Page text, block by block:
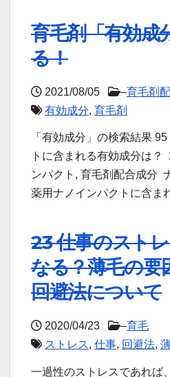
育毛剤「有効成
る！
2021/08/05 –育毛剤
有効成分, 育毛剤
「有効成分」の検索結果
トに含まれる有効成分は
ンパクト, 育毛剤配合成分
薬用ナノインパクトに含ま
23 仕事のスト
なる？薄毛の要
回避法について
2020/04/23 –育毛
ストレス, 仕事, 回避法,
一過性のストレスであれば